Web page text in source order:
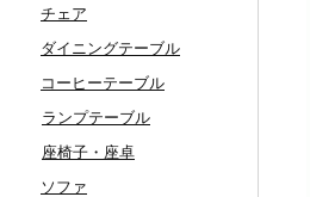
チェア
ダイニングテーブル
コーヒーテーブル
ランプテーブル
座椅子・座卓
ソファ